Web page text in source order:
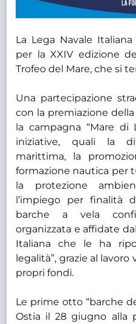
La Lega Navale
per la XXIV edizione
Trofeo del Mare, che si
Una partecipazione
con la premiazione
la campagna “Mare di
iniziative, quali la
marittima, la
formazione nautica per
la protezione
l’impiego per finalità
barche a vela
organizzata e affidate
Italiana che le ha
legalità”, grazie al
propri fondi.
Le prime otto “barche
Ostia il 28 giugno alla